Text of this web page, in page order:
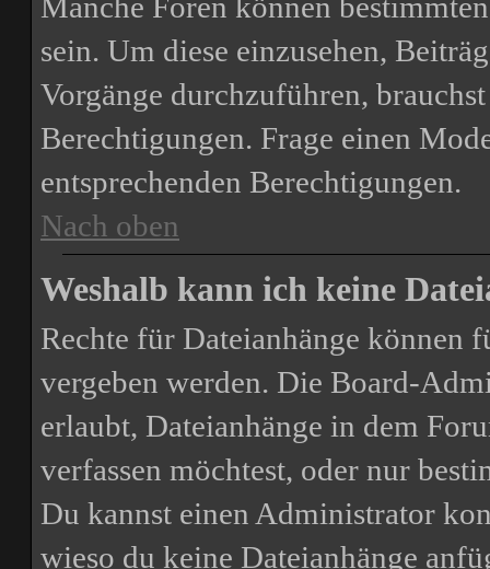
sein. Um diese einzusehen,
Vorgänge durchzuführen,
Berechtigungen. Frage einen
entsprechenden Berechtigungen.
Nach oben
Weshalb kann ich keine
Rechte für Dateianhänge können
vergeben werden. Die Board-
erlaubt, Dateianhänge in dem
verfassen möchtest, oder nur
Du kannst einen Administrator
wieso du keine Dateianhänge